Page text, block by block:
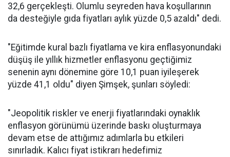
32,6 gerçekleşti. Olumlu seyreden hava koşullarının
da desteğiyle gıda fiyatları aylık yüzde 0,5 azaldı" dedi.
"Eğitimde kural bazlı fiyatlama ve kira enflasyonundaki
düşüş ile yıllık hizmetler enflasyonu geçtiğimiz
senenin aynı dönemine göre 10,1 puan iyileşerek
yüzde 41,1 oldu" diyen Şimşek, şunları söyledi:
"Jeopolitik riskler ve enerji fiyatlarındaki oynaklık
enflasyon görünümü üzerinde baskı oluşturmaya
devam etse de attığımız adımlarla bu etkileri
sınırladık. Kalıcı fiyat istikrarı hedefimiz